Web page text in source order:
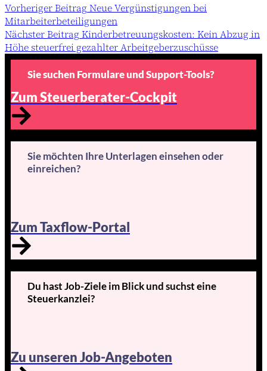
VorherigerBeitragNeue Vergünstigungen bei
Mitarbeiterbeteiligungen
NächsterBeitragKinderbetreuungskosten: Kein Abzug in
Höhe steuerfrei gezahlter Arbeitgeberzuschüsse
Sie suchen Formulare und Support-Tools?
Zum Steuerberater-Cockpit
Sie möchten Ihre Unterlagen einsehen oder
einreichen?
Zum Taxflow-Portal
Du hast Job-Ziele im Blick und suchst eine
Steuerkanzlei?
Zu unseren Job-Angeboten